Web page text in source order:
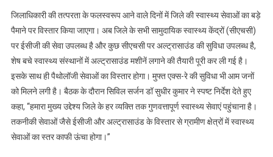
जिलाधिकारी की तत्परता के फलस्वरूप आने वाले दिनों में जिले की स्वास्थ्य सेवाओं का बड़े
पैमाने पर विस्तार किया जाएगा। अब जिले के सभी सामुदायिक स्वास्थ्य केंद्रों (सीएचसी)
पर ईसीजी की सेवा उपलब्ध है और कुछ सीएचसी पर अल्ट्रासाउंड की सुविधा उपलब्ध है,
शेष बचे स्वास्थ्य संस्थानों में अल्ट्रासाउंड मशीनें लगाने की तैयारी पूरी कर ली गई है।
इसके साथ ही पैथोलॉजी सेवाओं का विस्तार होगा। मुफ्त एक्स-रे की सुविधा भी आम जनों
को मिलने लगी है। बैठक के दौरान सिविल सर्जन डॉ सुधीर कुमार ने स्पष्ट निर्देश देते हुए
कहा, “हमारा मुख्य उद्देश्य जिले के हर व्यक्ति तक गुणवत्तापूर्ण स्वास्थ्य सेवाएं पहुंचाना है।
तकनीकी सेवाओं जैसे ईसीजी और अल्ट्रासाउंड के विस्तार से ग्रामीण क्षेत्रों में स्वास्थ्य
सेवाओं का स्तर काफी ऊंचा होगा।”